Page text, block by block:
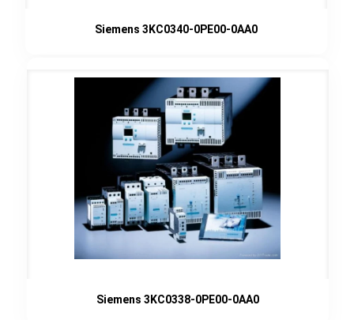
Siemens 3KC0340-0PE00-0AA0
Siemens 3KC0338-0PE00-0AA0